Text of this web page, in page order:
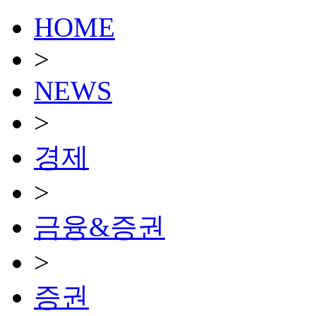
HOME
>
NEWS
>
경제
>
금융&증권
>
증권